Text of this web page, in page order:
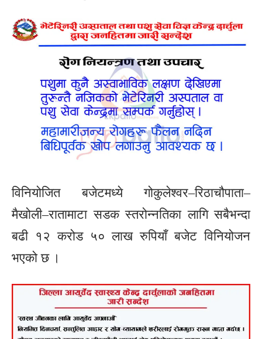
विनियोजित बजेटमध्ये गोकुलेश्वर–रिठाचौपाता–
मैखोली–रातामाटा सडक स्तरोन्नतिका लागि सबैभन्दा
बढी १२ करोड ५० लाख रुपियाँ बजेट विनियोजन
भएको छ ।